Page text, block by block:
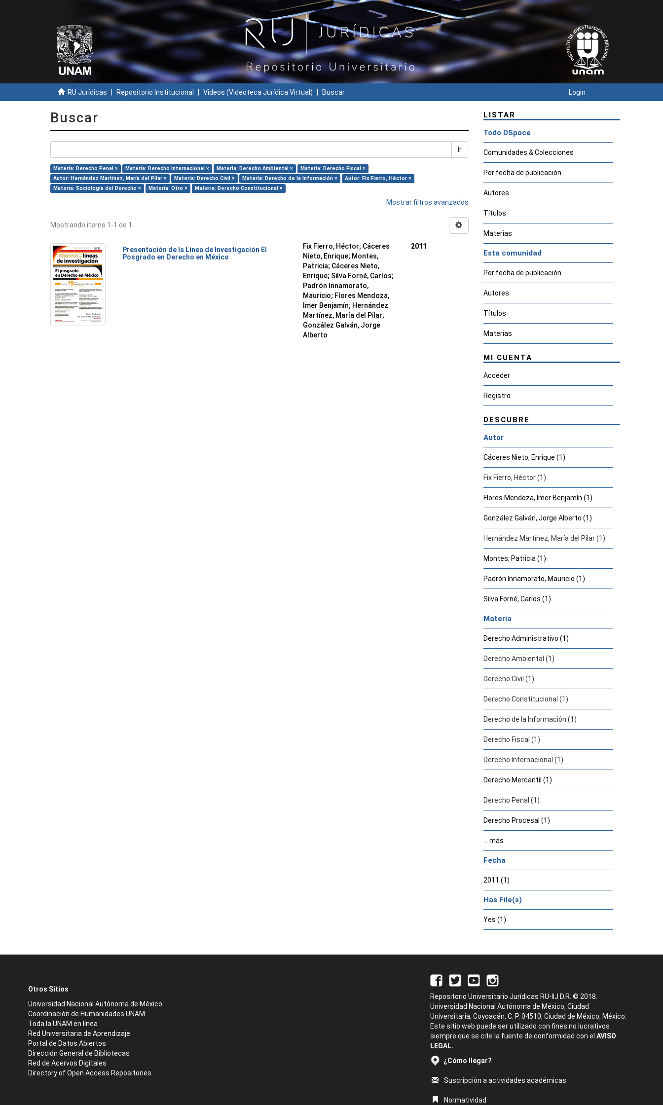
RU Jurídicas Repositorio Institucional Videos (Videoteca Jurídica Virtual) Buscar Login
Buscar
Ir
Materia: Derecho Penal × Materia: Derecho Internacional × Materia: Derecho Ambiental ×
Materia: Derecho Fiscal ×
Autor: Hernández Martínez, María del Pilar ×
Materia: Derecho Civil × Materia: Derecho de la Información ×
Autor: Fix Fierro, Héctor ×
Materia: Sociología del Derecho ×
Materia: Otro × Materia: Derecho Constitucional ×
Mostrar filtros avanzados
Mostrando ítems 1-1 de 1
Presentación de la Línea de Investigación El
Posgrado en Derecho en México
Fix Fierro, Héctor; Cáceres
Nieto, Enrique; Montes,
Patricia; Cáceres Nieto,
Enrique; Silva Forné, Carlos;
Padrón Innamorato,
Mauricio; Flores Mendoza,
Imer Benjamín; Hernández
Martínez, María del Pilar;
González Galván, Jorge
Alberto
2011
LISTAR
Todo DSpace
Comunidades & Colecciones
Por fecha de publicación
Autores
Títulos
Materias
Esta comunidad
Por fecha de publicación
Autores
Títulos
Materias
MI CUENTA
Acceder
Registro
DESCUBRE
Autor
Cáceres Nieto, Enrique (1)
Fix Fierro, Héctor (1)
Flores Mendoza, Imer Benjamín (1)
González Galván, Jorge Alberto (1)
Hernández Martínez, María del Pilar (1)
Montes, Patricia (1)
Padrón Innamorato, Mauricio (1)
Silva Forné, Carlos (1)
Materia
Derecho Administrativo (1)
Derecho Ambiental (1)
Derecho Civil (1)
Derecho Constitucional (1)
Derecho de la Información (1)
Derecho Fiscal (1)
Derecho Internacional (1)
Derecho Mercantil (1)
Derecho Penal (1)
Derecho Procesal (1)
... más
Fecha
2011 (1)
Has File(s)
Yes (1)
Otros Sitios
Universidad Nacional Autónoma de México
Coordinación de Humanidades UNAM
Toda la UNAM en línea
Red Universitaria de Aprendizaje
Portal de Datos Abiertos
Dirección General de Bibliotecas
Red de Acervos Digitales
Directory of Open Access Repositories
Repositorio Universitario Jurídicas RU-IIJ D.R. © 2018.
Universidad Nacional Autónoma de México, Ciudad
Universitaria, Coyoacán, C. P. 04510, Ciudad de México, México.
Este sitio web puede ser utilizado con fines no lucrativos
siempre que se cite la fuente de conformidad con el AVISO
LEGAL.
¿Cómo llegar?
Suscripción a actividades académicas
Normatividad